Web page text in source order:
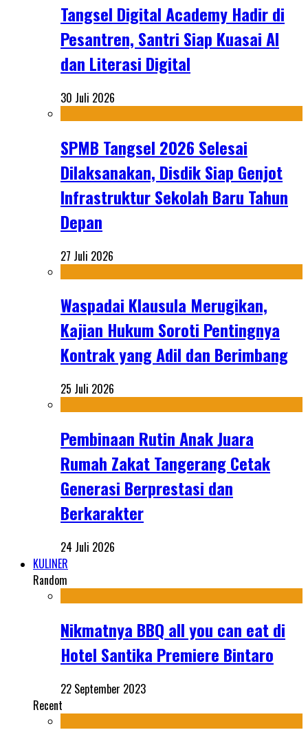
Tangsel Digital Academy Hadir di
Pesantren, Santri Siap Kuasai AI
dan Literasi Digital
30 Juli 2026
SPMB Tangsel 2026 Selesai
Dilaksanakan, Disdik Siap Genjot
Infrastruktur Sekolah Baru Tahun
Depan
27 Juli 2026
Waspadai Klausula Merugikan,
Kajian Hukum Soroti Pentingnya
Kontrak yang Adil dan Berimbang
25 Juli 2026
Pembinaan Rutin Anak Juara
Rumah Zakat Tangerang Cetak
Generasi Berprestasi dan
Berkarakter
24 Juli 2026
KULINER
Random
Nikmatnya BBQ all you can eat di
Hotel Santika Premiere Bintaro
22 September 2023
Recent